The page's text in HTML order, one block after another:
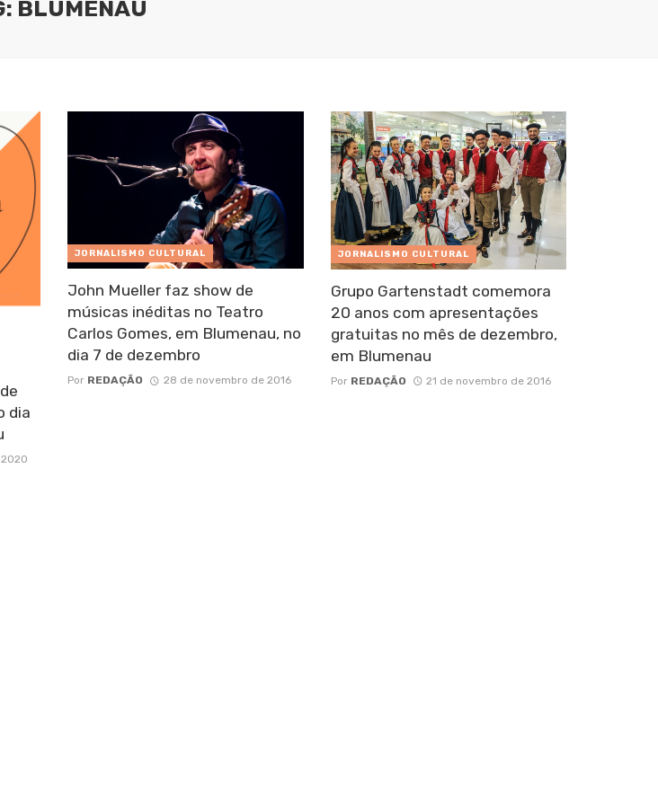
BLUMENAU
dia
JORNALISMO CULTURAL
John Mueller faz show de
músicas inéditas no Teatro
Carlos Gomes, em Blumenau, no
dia 7 de dezembro
Por REDAÇÃO 28 de novembro de 2016
JORNALISMO CULTURAL
Grupo Gartenstadt comemora
20 anos com apresentações
gratuitas no mês de dezembro,
em Blumenau
Por REDAÇÃO 21 de novembro de 2016